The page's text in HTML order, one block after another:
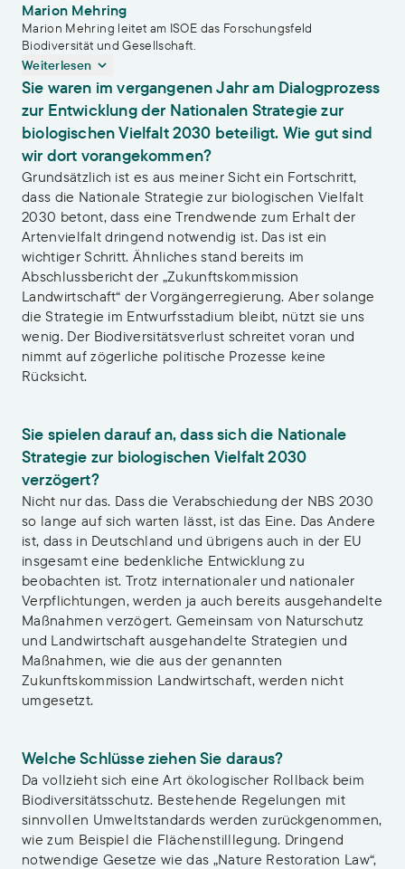
Marion Mehring
Marion Mehring leitet am ISOE das Forschungsfeld
Biodiversität und Gesellschaft.
Weiterlesen
Sie waren im vergangenen Jahr am Dialogprozess
zur Entwicklung der Nationalen Strategie zur
biologischen Vielfalt 2030 beteiligt. Wie gut sind
wir dort vorangekommen?
Grundsätzlich ist es aus meiner Sicht ein Fortschritt,
dass die Nationale Strategie zur biologischen Vielfalt
2030 betont, dass eine Trendwende zum Erhalt der
Artenvielfalt dringend notwendig ist. Das ist ein
wichtiger Schritt. Ähnliches stand bereits im
Abschlussbericht der „Zukunftskommission
Landwirtschaft“ der Vorgängerregierung. Aber solange
die Strategie im Entwurfsstadium bleibt, nützt sie uns
wenig. Der Biodiversitätsverlust schreitet voran und
nimmt auf zögerliche politische Prozesse keine
Rücksicht.
Sie spielen darauf an, dass sich die Nationale
Strategie zur biologischen Vielfalt 2030
verzögert?
Nicht nur das. Dass die Verabschiedung der NBS 2030
so lange auf sich warten lässt, ist das Eine. Das Andere
ist, dass in Deutschland und übrigens auch in der EU
insgesamt eine bedenkliche Entwicklung zu
beobachten ist. Trotz internationaler und nationaler
Verpflichtungen, werden ja auch bereits ausgehandelte
Maßnahmen verzögert. Gemeinsam von Naturschutz
und Landwirtschaft ausgehandelte Strategien und
Maßnahmen, wie die aus der genannten
Zukunftskommission Landwirtschaft, werden nicht
umgesetzt.
Welche Schlüsse ziehen Sie daraus?
Da vollzieht sich eine Art ökologischer Rollback beim
Biodiversitätsschutz. Bestehende Regelungen mit
sinnvollen Umweltstandards werden zurückgenommen,
wie zum Beispiel die Flächenstilllegung. Dringend
notwendige Gesetze wie das „Nature Restoration Law“,